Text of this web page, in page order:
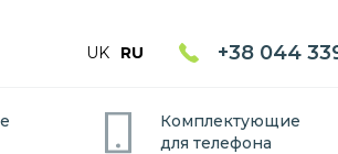
UK RU +38 044
Комплектующие
для телефона